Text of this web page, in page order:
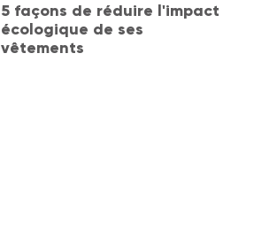
5 façons de réduire l'impact
écologique de ses
vêtements